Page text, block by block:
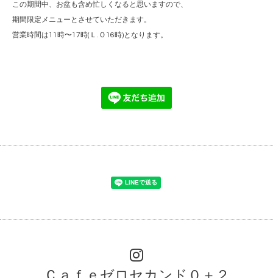
この期間中、お盆も含め忙しくなると思いますので、
期間限定メニューとさせていただきます。
営業時間は11時〜17時(Ｌ.Ｏ16時)となります。